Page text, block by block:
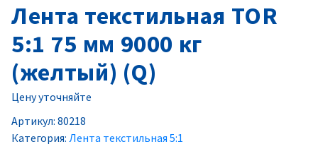
Лента текстильная TOR
5:1 75 мм 9000 кг
(желтый) (Q)
Цену уточняйте
Артикул: 80218
Категория: Лента текстильная 5:1